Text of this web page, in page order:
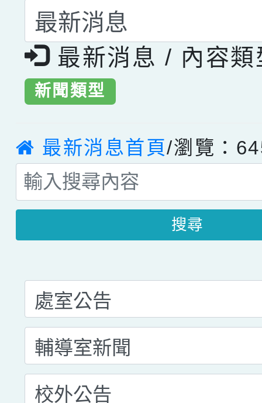
選擇後頁面內容會更
最新消息 / 內容類
新聞類型
最新消息首頁/瀏覽：
搜尋